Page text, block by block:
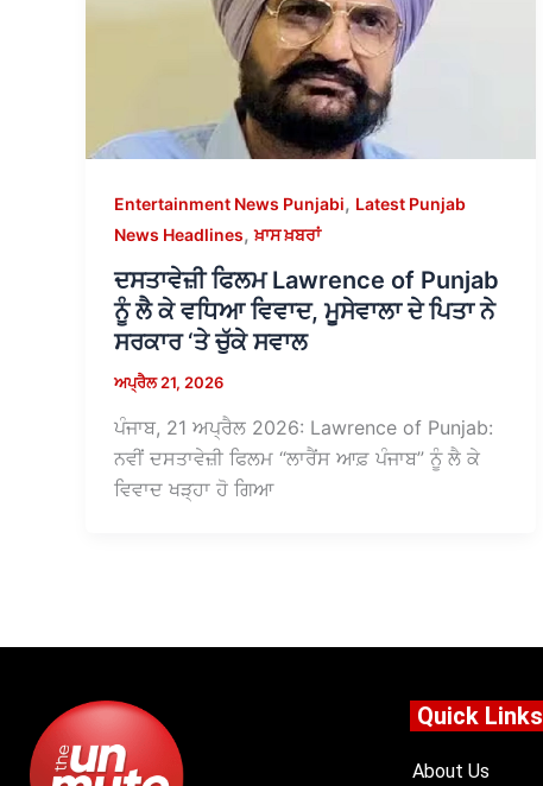
Entertainment News Punjabi, Latest Punjab
News Headlines,ਖ਼ਾਸ ਖ਼ਬਰਾਂ
ਦਸਤਾਵੇਜ਼ੀ ਫਿਲਮ Lawrence of Punjab
ਨੂੰ ਲੈ ਕੇ ਵਧਿਆ ਵਿਵਾਦ, ਮੂਸੇਵਾਲਾ ਦੇ ਪਿਤਾ ਨੇ
ਸਰਕਾਰ ‘ਤੇ ਚੁੱਕੇ ਸਵਾਲ
ਅਪ੍ਰੈਲ 21, 2026
ਪੰਜਾਬ, 21 ਅਪ੍ਰੈਲ 2026: Lawrence of Punjab:
ਨਵੀਂ ਦਸਤਾਵੇਜ਼ੀ ਫਿਲਮ “ਲਾਰੈਂਸ ਆਫ਼ ਪੰਜਾਬ” ਨੂੰ ਲੈ ਕੇ
ਵਿਵਾਦ ਖੜ੍ਹਾ ਹੋ ਗਿਆ
Quick Links
About Us